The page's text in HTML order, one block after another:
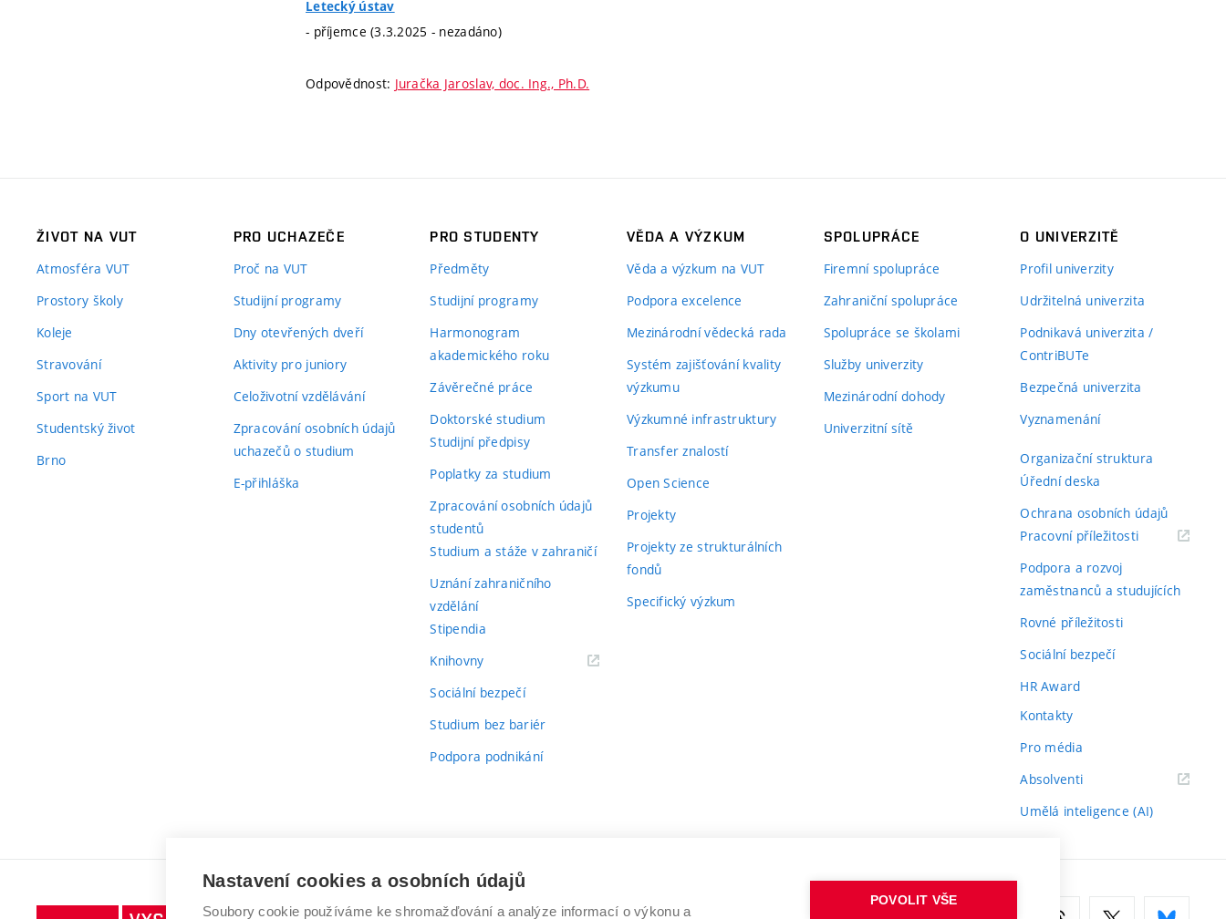
Letecký ústav
- příjemce (3.3.2025 - nezadáno)
Odpovědnost: Juračka Jaroslav, doc. Ing., Ph.D.
ŽIVOT NA VUT
Atmosféra VUT
Prostory školy
Koleje
Stravování
Sport na VUT
Studentský život
Brno
PRO UCHAZEČE
Proč na VUT
Studijní programy
Dny otevřených dveří
Aktivity pro juniory
Celoživotní vzdělávání
Zpracování osobních údajů
uchazečů o studium
E-přihláška
PRO STUDENTY
Předměty
Studijní programy
Harmonogram
akademického roku
Závěrečné práce
Doktorské studium
Studijní předpisy
Poplatky za studium
Zpracování osobních údajů
studentů
Studium a stáže v zahraničí
Uznání zahraničního
vzdělání
Stipendia
Knihovny(externí
Sociální bezpečí
Studium bez bariér
Podpora podnikání
VĚDA A VÝZKUM
Věda a výzkum na VUT
Podpora excelence
Mezinárodní vědecká rada
Systém zajišťování kvality
výzkumu
Výzkumné infrastruktury
Transfer znalostí
Open Science
Projekty
Projekty ze strukturálních
fondů
Specifický výzkum
SPOLUPRÁCE
Firemní spolupráce
Zahraniční spolupráce
Spolupráce se školami
Služby univerzity
Mezinárodní dohody
Univerzitní sítě
O UNIVERZITĚ
Profil univerzity
Udržitelná univerzita
Podnikavá univerzita /
ContriBUTe
Bezpečná univerzita
Vyznamenání
Organizační struktura
Úřední deska
Ochrana osobních údajů
Pracovní příležitosti(externí
Podpora a rozvoj
zaměstnanců a studujících
Rovné příležitosti
Sociální bezpečí
HR Award
Kontakty
Pro média
Absolventi(externí
Umělá inteligence (AI)
Nastavení cookies a osobních údajů
Soubory cookie používáme ke shromažďování a analýze informací o výkonu a
POVOLIT VŠE